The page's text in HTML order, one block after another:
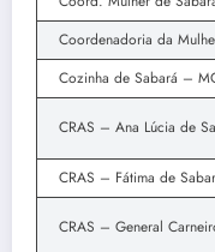
Coordenadoria da
Cozinha de Sabará –
CRAS – Ana Lúcia de
CRAS – Fátima de
CRAS – General